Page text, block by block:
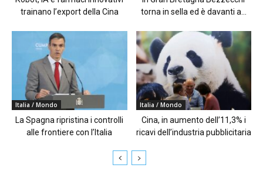
trainano l’export della Cina
torna in sella ed è davanti a...
Italia / Mondo
La Spagna ripristina i controlli
alle frontiere con l’Italia
Italia / Mondo
Cina, in aumento dell’11,3% i
ricavi dell’industria pubblicitaria